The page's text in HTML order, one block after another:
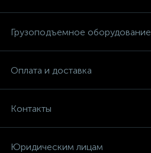
Грузоподъемное оборудование
Оплата и доставка
Контакты
Юридическим лицам